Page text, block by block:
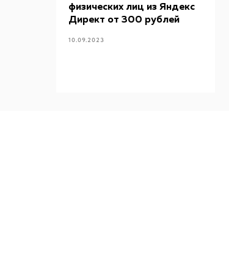
физических лиц из Яндекс
Директ от 300 рублей
10.09.2023